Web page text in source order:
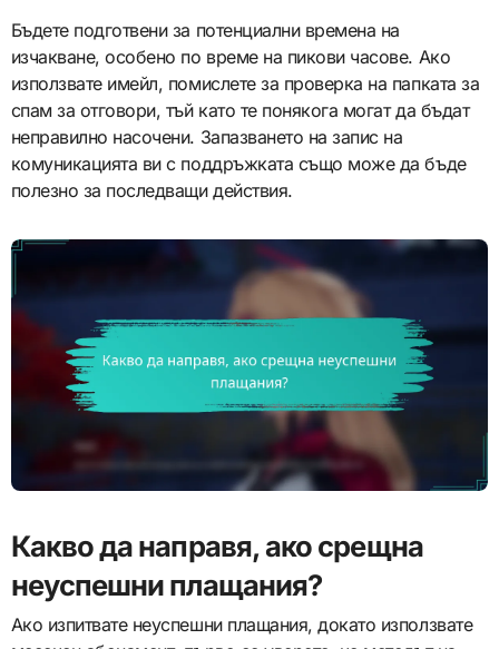
Бъдете подготвени за потенциални времена на
изчакване, особено по време на пикови часове. Ако
използвате имейл, помислете за проверка на папката за
спам за отговори, тъй като те понякога могат да бъдат
неправилно насочени. Запазването на запис на
комуникацията ви с поддръжката също може да бъде
полезно за последващи действия.
Какво да направя, ако срещна
неуспешни плащания?
Ако изпитвате неуспешни плащания, докато използвате